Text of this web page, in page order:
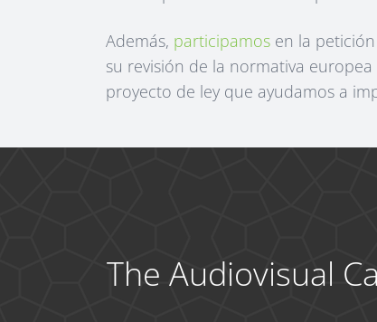
Además, participamos en la
su revisión de la normativa
proyecto de ley que ayudamos a
The Audiovisual